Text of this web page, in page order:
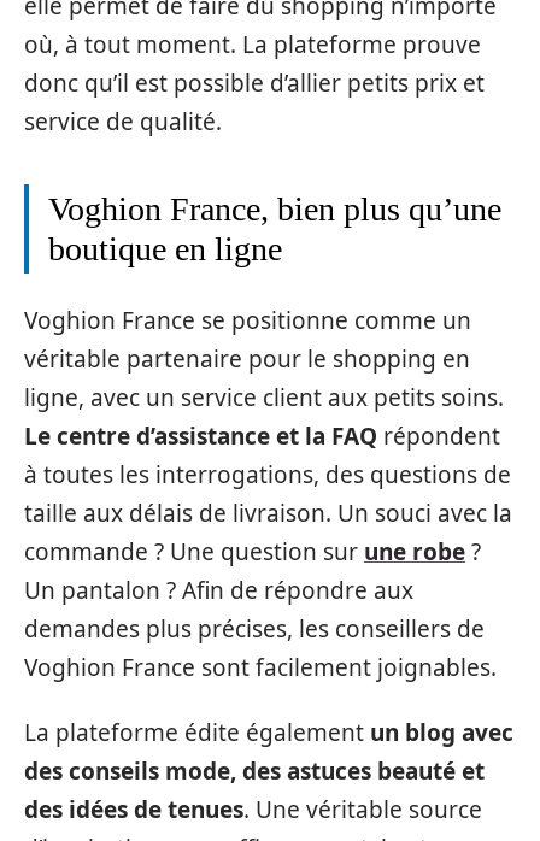
où, à tout moment. La plateforme prouve
donc qu’il est possible d’allier petits prix et
service de qualité.
Voghion France, bien plus qu’une
boutique en ligne
Voghion France se positionne comme un
véritable partenaire pour le shopping en
ligne, avec un service client aux petits soins.
Le centre d’assistance et la FAQ répondent
à toutes les interrogations, des questions de
taille aux délais de livraison. Un souci avec la
commande ? Une question sur une robe?
Un pantalon ? Afin de répondre aux
demandes plus précises, les conseillers de
Voghion France sont facilement joignables.
La plateforme édite également un blog avec
des conseils mode, des astuces beauté et
des idées de tenues. Une véritable source